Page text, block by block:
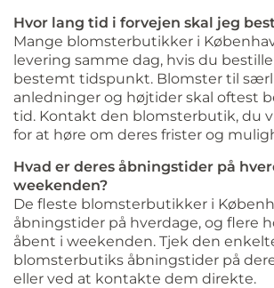
Hvor lang tid i forvejen skal jeg
Mange blomsterbutikker i
levering samme dag, hvis du
bestemt tidspunkt. Blomster til
anledninger og højtider skal oftest
tid. Kontakt den blomsterbutik, du
for at høre om deres frister og
Hvad er deres åbningstider på
weekenden?
De fleste blomsterbutikker i
åbningstider på hverdage, og flere
åbent i weekenden. Tjek den
blomsterbutiks åbningstider på
eller ved at kontakte dem direkte.